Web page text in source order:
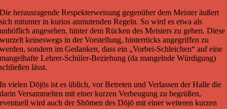
Die herausragende Respekterweisung gegenüber dem Meister äußert
sich mitunter in kurios anmutenden Regeln. So wird es etwa als
unhöflich angesehen, hinter dem Rücken des Meisters zu gehen. Diese
wurzelt keineswegs in der Vorstellung, hinterrücks angegriffen zu
werden, sondern im Gedanken, dass ein „Vorbei-Schleichen“ auf eine
mangelhafte Lehrer-Schüler-Beziehung (da mangelnde Würdigung)
schließen lässt.
In vielen Dōjōs ist es üblich, vor Betreten und Verlassen der Halle die
darin Versammelten mit einer kurzen Verbeugung zu begrüßen,
eventuell wird auch der Shōmen des Dōjō mit einer weiteren kurzen